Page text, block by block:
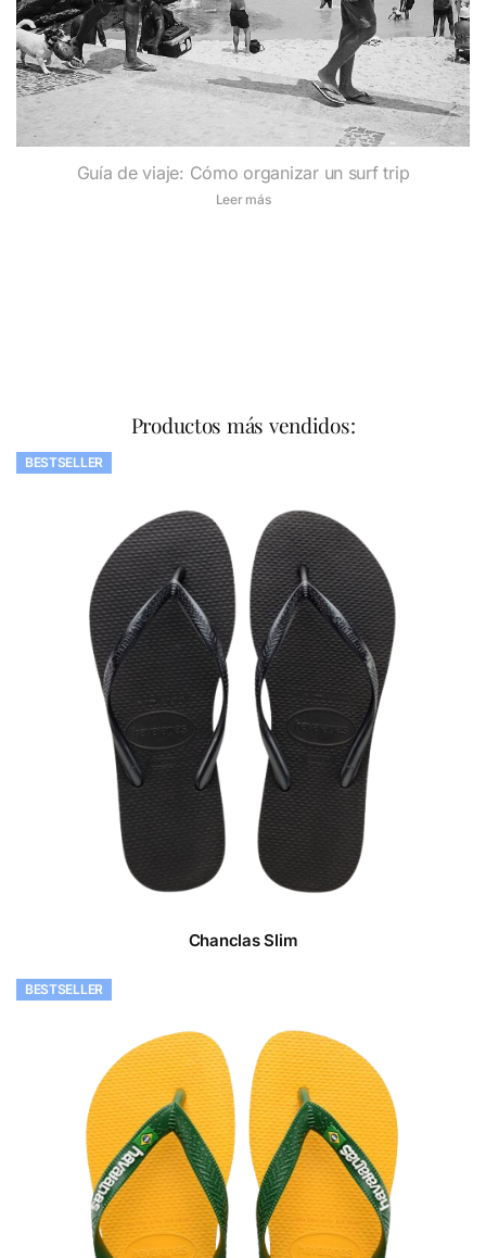
Guía de viaje: Cómo organizar un surf trip
Leer más
Productos más vendidos:
BESTSELLER
Chanclas Slim
BESTSELLER